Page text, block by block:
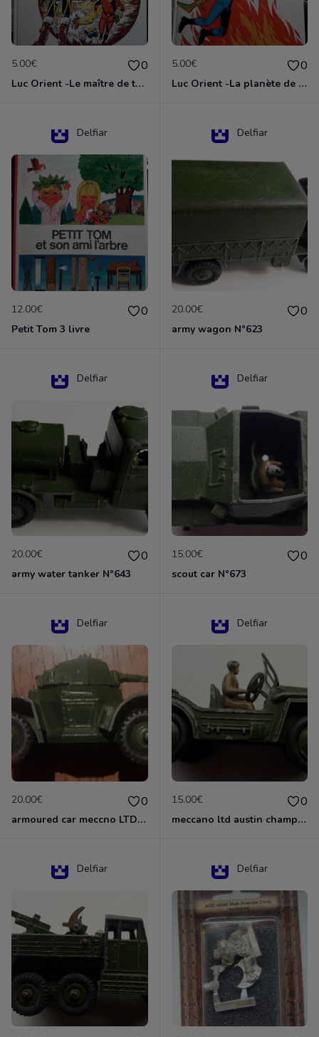
5.00€ 0
Luc Orient -Le maître de terango
5.00€ 0
Luc Orient -La planète de l'angoisse
Delfiar
12.00€ 0
Petit Tom 3 livre
Delfiar
20.00€ 0
army wagon N°623
Delfiar
20.00€ 0
army water tanker N°643
Delfiar
15.00€ 0
scout car N°673
Delfiar
20.00€ 0
armoured car meccno LTD N°670
Delfiar
15.00€ 0
meccano ltd austin champ N°674
Delfiar Delfiar